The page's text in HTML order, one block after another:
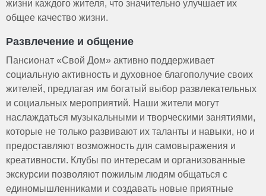
жизни каждого жителя, что значительно улучшает их
общее качество жизни.
Развлечение и общение
Пансионат «Свой Дом» активно поддерживает
социальную активность и духовное благополучие своих
жителей, предлагая им богатый выбор развлекательных
и социальных мероприятий. Наши жители могут
наслаждаться музыкальными и творческими занятиями,
которые не только развивают их таланты и навыки, но и
предоставляют возможность для самовыражения и
креативности. Клубы по интересам и организованные
экскурсии позволяют пожилым людям общаться с
единомышленниками и создавать новые приятные